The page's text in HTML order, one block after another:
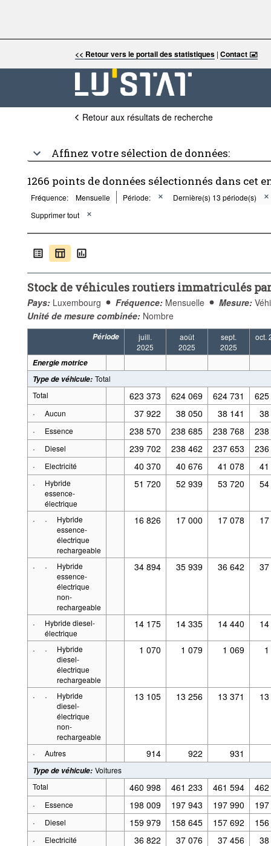
<< Retour vers le portail des statistiques |Contact 🖃
Retour aux résultats de recherche
Affinez votre sélection de données:
1266 points de données sélectionnés dans cet
Fréquence: Mensuelle Période:
Dernière(s) 13 période(s)
Supprimer tout
Stock de véhicules routiers immatriculés
Pays: Luxembourg Fréquence: Mensuelle Mesure:
Unité de mesure combinée: Nombre
Période
juill.
2025
août
2025
sept.
2025
oct.
Energie motrice
Type de véhicule: Total
Total
623 373 624 069 624 731
625
·
Aucun 37 922 38 050 38 141
38
·
Essence 238 570 238 685 238 768
238
·
Diesel 239 702 238 462 237 653
236
·
Electricité 40 370 40 676 41 078
41
·
Hybride
essence-
électrique
51 720 52 939 53 720 54
· ·
Hybride
essence-
électrique
rechargeable
16 826 17 000 17 078 17
· ·
Hybride
essence-
électrique
non-
rechargeable
34 894 35 939 36 642 37
·
Hybride diesel-
électrique
14 175 14 335 14 440 14
· ·
Hybride
diesel-
électrique
rechargeable
1 070 1 079 1 069
· ·
Hybride
diesel-
électrique
non-
rechargeable
13 105 13 256 13 371 13
· Autres 914 922 931
Type de véhicule: Voitures
Total
460 998 461 233 461 594
462
·
Essence 198 009 197 943 197 990
197
·
Diesel 159 979 158 645 157 692
156
·
Electricité 36 822 37 076 37 456
38